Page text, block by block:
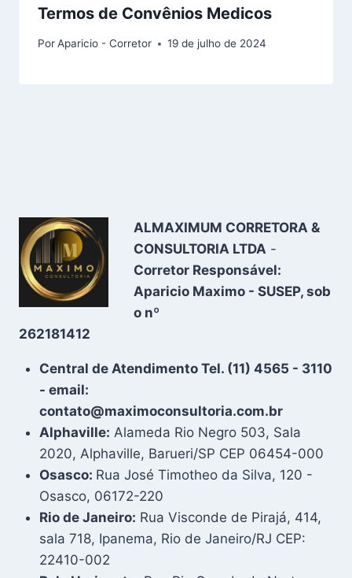
Termos de Convênios Medicos
PorAparicio - Corretor 19 de julho de 2024
ALMAXIMUM CORRETORA &
CONSULTORIA LTDA -
Corretor Responsável:
Aparicio Maximo - SUSEP, sob
o nº
262181412
Central de Atendimento Tel. (11) 4565 - 3110
- email:
contato@maximoconsultoria.com.br
Alphaville: Alameda Rio Negro 503, Sala
2020, Alphaville, Barueri/SP CEP 06454-000
Osasco: Rua José Timotheo da Silva, 120 -
Osasco, 06172-220
Rio de Janeiro: Rua Visconde de Pirajá, 414,
sala 718, Ipanema, Rio de Janeiro/RJ CEP:
22410-002